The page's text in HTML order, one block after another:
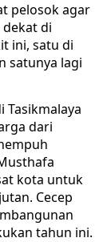
pelosok agar
di
ini, satu di
satunya lagi
dari
kota untuk
Cecep
tahun ini.